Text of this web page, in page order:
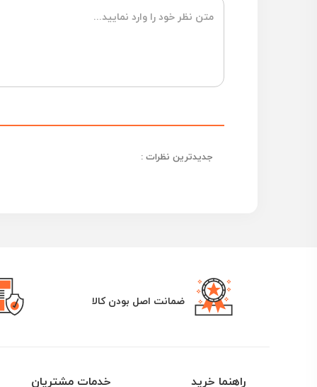
جدیدترین نظرات :
ضمانت اصل بودن کالا
راهنما خرید خدمات مشتریان